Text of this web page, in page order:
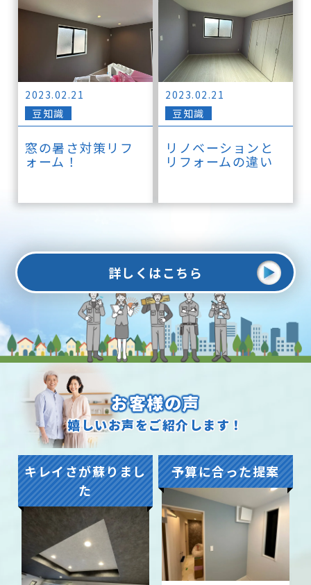
2023.02.21
豆知識
窓の暑さ対策リフ
ォーム！
2023.02.21
豆知識
リノベーションと
リフォームの違い
詳しくはこちら
お客様の声
嬉しいお声をご紹介します！
キレイさが蘇りまし
た
予算に合った提案